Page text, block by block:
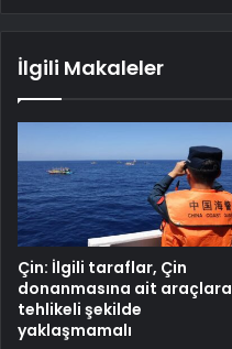
İlgili Makaleler
Çin: İlgili taraflar, Çin
donanmasına ait araçlara
tehlikeli şekilde
yaklaşmamalı